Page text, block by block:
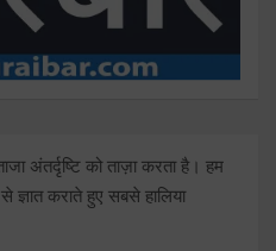
अंतर्दृष्टि को ताज़ा करता है। हम
कराते हुए सबसे हालिया